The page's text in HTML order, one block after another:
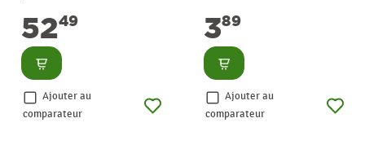
5249
Consulter
Ajouter au
comparateur
389
Consulter
Ajouter au
comparateur